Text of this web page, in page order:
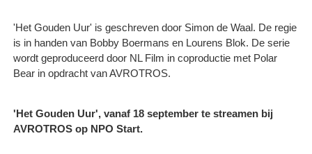
'Het Gouden Uur' is geschreven door Simon de Waal. De regie
is in handen van Bobby Boermans en Lourens Blok. De serie
wordt geproduceerd door NL Film in coproductie met Polar
Bear in opdracht van AVROTROS.
'Het Gouden Uur', vanaf 18 september te streamen bij
AVROTROS op NPO Start.